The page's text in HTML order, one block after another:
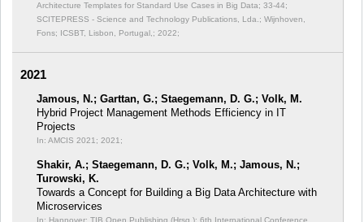
Architecture Templates for Standard Use Cases in Big Data; 33-44;
SCITEPRESS - Science and Technology Publications, Lda.; Wijnhoven,
Fons; ICSBT, Lisbon, Portugal,; 2022;
2021
Jamous, N.; Garttan, G.; Staegemann, D. G.; Volk, M.
Hybrid Project Management Methods Efficiency in IT
Projects
In: AMCIS 2021; 2021;
Shakir, A.; Staegemann, D. G.; Volk, M.; Jamous, N.;
Turowski, K.
Towards a Concept for Building a Big Data Architecture with
Microservices
In: Hannover: TIB Open Publishing (Hrsg.): 6th International Conference